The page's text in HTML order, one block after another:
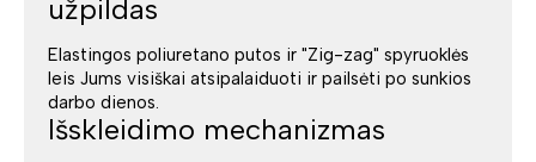
užpildas
Elastingos poliuretano putos ir "Zig-zag" spyruoklės
leis Jums visiškai atsipalaiduoti ir pailsėti po sunkios
darbo dienos.
Išskleidimo mechanizmas